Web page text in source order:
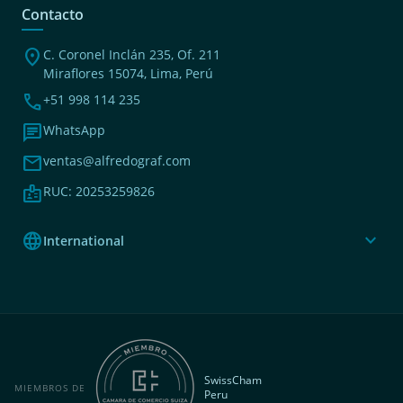
Contacto
location_on C. Coronel Inclán 235, Of. 211
Miraflores 15074, Lima, Perú
phone+51 998 114 235
chatWhatsApp
mailventas@alfredograf.com
badgeRUC: 20253259826
languageInternational expand_more
MIEMBROS DE
SwissCham
Peru